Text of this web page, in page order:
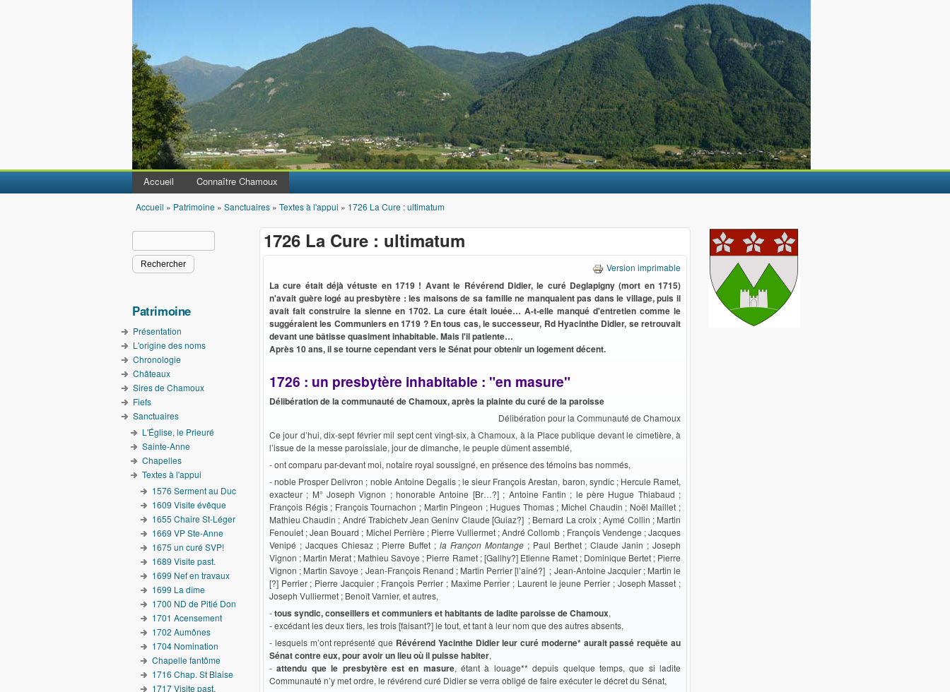
Accueil Connaître Chamoux
Vous êtes ici
Accueil » Patrimoine » Sanctuaires » Textes à l'appui » 1726 La Cure : ultimatum
1726 La Cure : ultimatum
Version imprimable
La cure était déjà vétuste en 1719 ! Avant le Révérend Didier, le curé Deglapigny (mort en 1715)
n'avait guère logé au presbytère : les maisons de sa famille ne manquaient pas dans le village, puis il
avait fait construire la sienne en 1702. La cure était louée… A-t-elle manqué d'entretien comme le
suggéraient les Communiers en 1719 ? En tous cas, le successeur, Rd Hyacinthe Didier, se retrouvait
devant unebâtissequasiment inhabitable. Mais l'il patiente…
Après 10 ans, il se tourne cependant vers le Sénat pour obtenir un logement décent.
1726 : un presbytère inhabitable : "en masure"
Délibération de la communauté de Chamoux, après la plainte du curé de la paroisse
Délibération pour la Communauté de Chamoux
Ce jour d’hui, dix-sept février mil sept cent vingt-six, à Chamoux, à la Place publique devant le cimetière, à
l’issue de la messe paroissiale, jour de dimanche, le peuple dûment assemblé,
- ont comparu par-devant moi, notaire royal soussigné, en présence des témoins bas nommés,
- noble Prosper Delivron ; noble Antoine Degalis ; le sieur François Arestan, baron, syndic ; Hercule Ramet,
exacteur ; M° Joseph Vignon ; honorable Antoine [Br…?] ; Antoine Fantin ; le père Hugue Thiabaud ;
François Régis ; François Tournachon ; Martin Pingeon ; Hugues Thomas ; Michel Chaudin ; Noël Maillet ;
Mathieu Chaudin ; André Trabichetv Jean Geninv Claude [Guiaz?] ; Bernard La croix ; Aymé Collin ; Martin
Fenouiet ; Jean Bouard ; Michel Perrière ; Pierre Vulliermet ; André Collomb ; François Vendenge ; Jacques
Venipé ; Jacques Chiesaz ; Pierre Buffet ;la Françon Montange; Paul Berthet ; Claude Janin ; Joseph
Vignon ; Martin Merat ; Mathieu Savoye ; Pierre Ramet ; [Gallhy?] Etienne Ramet ; Dominique Bertet ; Pierre
Vignon ; Martin Savoye ; Jean-François Renand ; Martin Perrier [l’aîné?] ; Jean-Antoine Jacquier ; Martin le
[?] Perrier ; Pierre Jacquier ; François Perrier ; Maxime Perrier ; Laurent le jeune Perrier ; Joseph Masset ;
Joseph Vulliermet ; Benoît Varnier, et autres,
-tous syndic, conseillers et communiers et habitants de ladite paroisse de Chamoux,
- excédant les deux tiers, les trois [faisant?] le tout, et tant à leur nom que des autres absents,
- lesquels m’ont représenté que Révérend Yacinthe Didier leur curé moderne* aurait passé requête au
Sénat contre eux, pour avoir un lieu où il puisse habiter,
-attendu que le presbytère est en masure, étant à louage** depuis quelque temps, que si ladite
Communauté n’y met ordre, le révérend curé Didier se verra obligé de faire exécuter le décret du Sénat,
Formulaire de recherche
Patrimoine
Présentation
L'origine des noms
Chronologie
Châteaux
Sires de Chamoux
Fiefs
Sanctuaires
L'Église, le Prieuré
Sainte-Anne
Chapelles
Textes à l'appui
1576 Serment au Duc
1609 Visite évêque
1655 Chaire St-Léger
1669 VP Ste-Anne
1675 un curé SVP!
1689 Visite past.
1699 Nef en travaux
1699 La dîme
1700 ND de Pitié Don
1701 Acensement
1702 Aumônes
1704 Nomination
Chapelle fantôme
1716 Chap. St Blaise
1717 Visite past.